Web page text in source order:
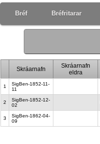
Bréf Bréfritarar
Skráarnafn
Skráarnafn
eldra
1
SigBen-1852-11-
11
2
SigBen-1852-12-
02
3
SigBen-1862-04-
09